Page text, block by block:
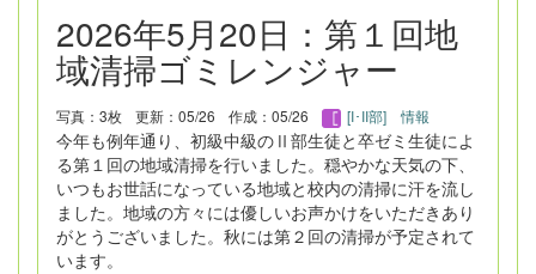
2026年5月20日：第１回地
域清掃ゴミレンジャー
写真：3枚 更新：05/26 作成：05/26 [I･II部] 情報
今年も例年通り、初級中級のⅡ部生徒と卒ゼミ生徒によ
る第１回の地域清掃を行いました。穏やかな天気の下、
いつもお世話になっている地域と校内の清掃に汗を流し
ました。地域の方々には優しいお声かけをいただきあり
がとうございました。秋には第２回の清掃が予定されて
います。